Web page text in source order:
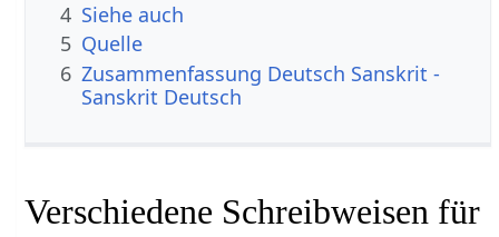
4 Siehe auch
5 Quelle
6 Zusammenfassung Deutsch Sanskrit -
Sanskrit Deutsch
Verschiedene Schreibweisen für